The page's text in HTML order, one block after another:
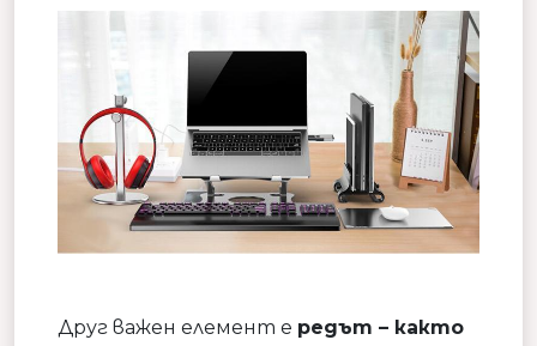
Друг важен елемент е редът – както